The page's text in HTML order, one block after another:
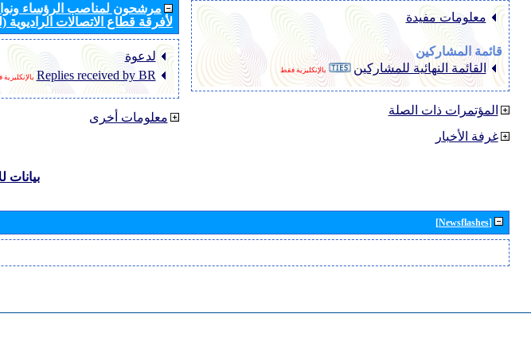
مرشحون لمناصب الرؤساء
لأفرقة قطاع الاتصالات
لدعوة
Replies received by BR
معلومات أخرى
معلومات مفيدة
قائمة المشاركين
القائمة النهائية للمشاركين
بالإنكليزية فقط
المؤتمرات ذات الصلة
غرفة الأخبار
بيانات
[Newsflashes]